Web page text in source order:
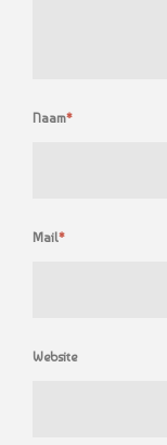
Naam*
Mail*
Website